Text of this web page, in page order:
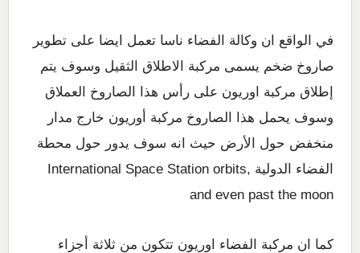
في الواقع ان وكالة الفضاء ناسا تعمل ايضا على تطوير
صاروخ ضخم يسمى مركبة الاطلاق الثقيل وسوف يتم
إطلاق مركبة اوريون على رأس هذا الصاروخ العملاق
وسوف يحمل هذا الصاروخ مركبة أوريون خارج مدار
منخفض حول الأرض حيث انه سوف يدور حول محطة
الفضاء الدولية International Space Station orbits,
and even past the moon
كما ان مركبة الفضاء اوريون تتكون من ثلاثة أجزاء